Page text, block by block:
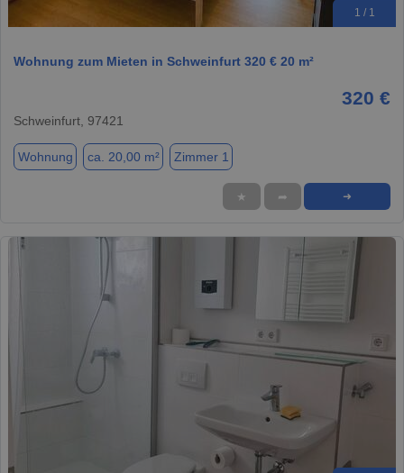
1 / 1
Wohnung zum Mieten in Schweinfurt 320 € 20 m²
320 €
Schweinfurt, 97421
Wohnung ca. 20,00 m² Zimmer 1
★ ➦ ➜